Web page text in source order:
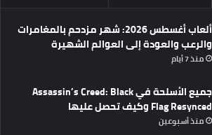
ألعاب أغسطس 2026: شهر مزدحم بالمغامرات
والرعب والعودة إلى العوالم الشهيرة
منذ 7 أيام
جميع الأسلحة في Assassin’s Creed: Black
Flag Resynced وكيف تحصل عليها
منذ أسبوعين